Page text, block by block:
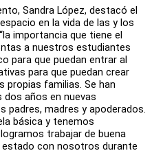
Sandra López, destacó el
en la vida de las y los
importancia que tiene el
a nuestros estudiantes
para que puedan entrar al
para que puedan crear
propias familias. Se han
años en nuevas
padres, madres y apoderados.
básica y tenemos
trabajar de buena
con nosotros durante